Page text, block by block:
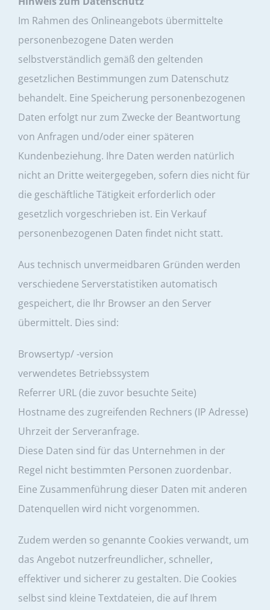
Im Rahmen des Onlineangebots übermittelte
personenbezogene Daten werden
selbstverständlich gemäß den geltenden
gesetzlichen Bestimmungen zum Datenschutz
behandelt. Eine Speicherung personenbezogenen
Daten erfolgt nur zum Zwecke der Beantwortung
von Anfragen und/oder einer späteren
Kundenbeziehung. Ihre Daten werden natürlich
nicht an Dritte weitergegeben, sofern dies nicht für
die geschäftliche Tätigkeit erforderlich oder
gesetzlich vorgeschrieben ist. Ein Verkauf
personenbezogenen Daten findet nicht statt.
Aus technisch unvermeidbaren Gründen werden
verschiedene Serverstatistiken automatisch
gespeichert, die Ihr Browser an den Server
übermittelt. Dies sind:
Browsertyp/ -version
verwendetes Betriebssystem
Referrer URL (die zuvor besuchte Seite)
Hostname des zugreifenden Rechners (IP Adresse)
Uhrzeit der Serveranfrage.
Diese Daten sind für das Unternehmen in der
Regel nicht bestimmten Personen zuordenbar.
Eine Zusammenführung dieser Daten mit anderen
Datenquellen wird nicht vorgenommen.
Zudem werden so genannte Cookies verwandt, um
das Angebot nutzerfreundlicher, schneller,
effektiver und sicherer zu gestalten. Die Cookies
selbst sind kleine Textdateien, die auf Ihrem